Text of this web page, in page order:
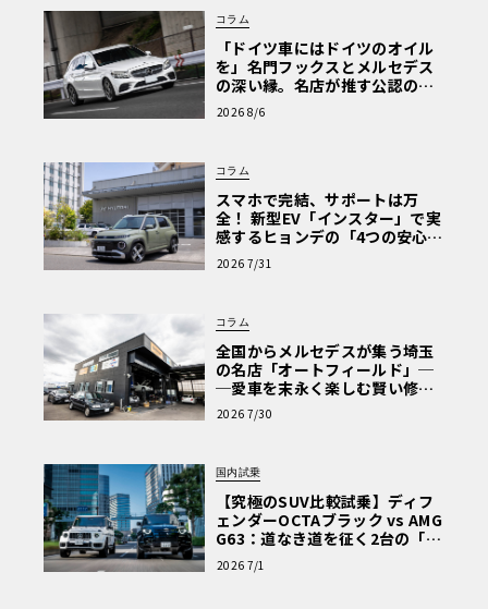
コラム
「ドイツ車にはドイツのオイル
を」名門フックスとメルセデス
の深い縁。名店が推す公認の安
心と、Cクラスで味わうシルキー
な走り〈PR〉
2026 8/6
コラム
スマホで完結、サポートは万
全！ 新型EV「インスター」で実
感するヒョンデの「4つの安心」
【第1回・ヒョンデ6つの疑問：
Why? Hyundai?】〈PR〉
2026 7/31
コラム
全国からメルセデスが集う埼玉
の名店「オートフィールド」─
─愛車を末永く楽しむ賢い修理
術と、プロがフックス製オイル
を選ぶ理由〈PR〉
2026 7/30
国内試乗
【究極のSUV比較試乗】ディフ
ェンダーOCTAブラック vs AMG
G63：道なき道を征く2台の「対
極的アプローチ」
2026 7/1